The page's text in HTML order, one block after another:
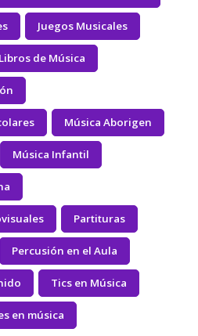
Juegos Musicales
Libros de Música
Música Aborigen
Música Infantil
Partituras
Percusión en el Aula
Tics en Música
en música